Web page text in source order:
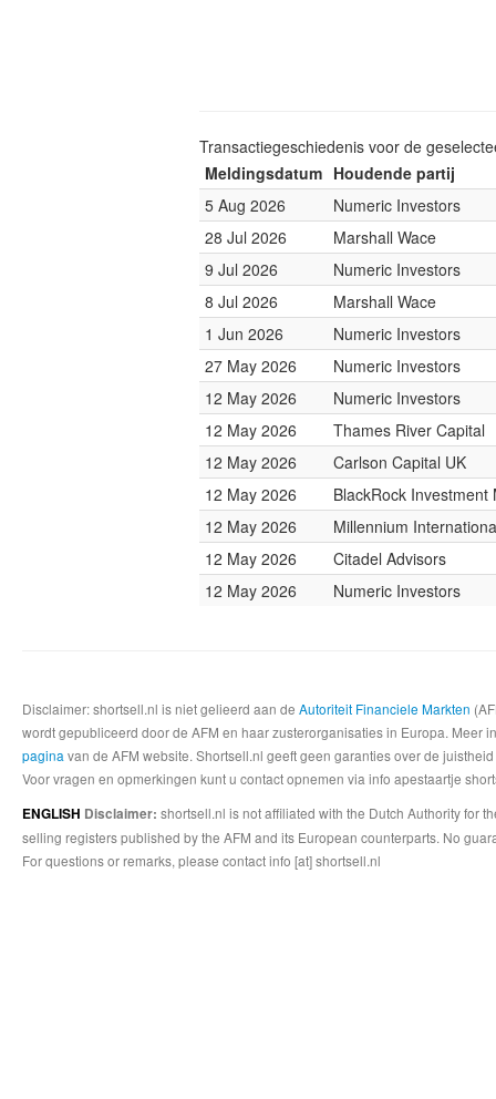
Transactiegeschiedenis voor de
Meldingsdatum Houdende partij
5 Aug 2026
Numeric Investors
28 Jul 2026
Marshall Wace
9 Jul 2026
Numeric Investors
8 Jul 2026
Marshall Wace
1 Jun 2026
Numeric Investors
27 May 2026
Numeric Investors
12 May 2026
Numeric Investors
12 May 2026
Thames River Capital
12 May 2026
Carlson Capital UK
12 May 2026
BlackRock Investment
12 May 2026
Millennium
12 May 2026
Citadel Advisors
12 May 2026
Numeric Investors
Disclaimer: shortsell.nl is niet gelieerd aan de Autoriteit Financiele Markten
wordt gepubliceerd door de AFM en haar zusterorganisaties in Europa.
pagina van de AFM website. Shortsell.nl geeft geen garanties over de
Voor vragen en opmerkingen kunt u contact opnemen via info apestaartje
ENGLISH Disclaimer: shortsell.nl is not affiliated with the Dutch Authority for
selling registers published by the AFM and its European counterparts. No
For questions or remarks, please contact info [at] shortsell.nl